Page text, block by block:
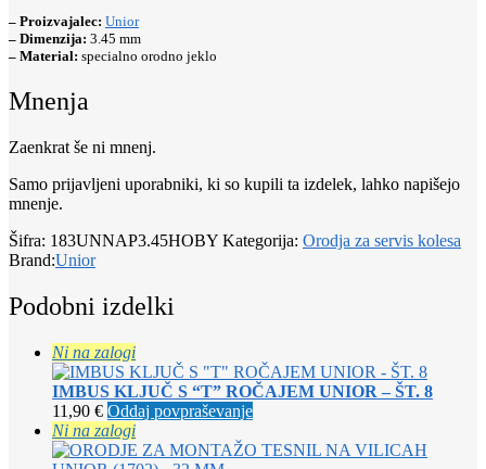
– Proizvajalec: Unior
– Dimenzija: 3.45 mm
– Material: specialno orodno jeklo
Mnenja
Zaenkrat še ni mnenj.
Samo prijavljeni uporabniki, ki so kupili ta izdelek, lahko napišejo
mnenje.
Šifra: 183UNNAP3.45HOBY Kategorija: Orodja za servis kolesa
Brand:Unior
Podobni izdelki
Ni na zalogi
IMBUS KLJUČ S “T” ROČAJEM UNIOR – ŠT. 8
11,90 € Oddaj povpraševanje
Ni na zalogi